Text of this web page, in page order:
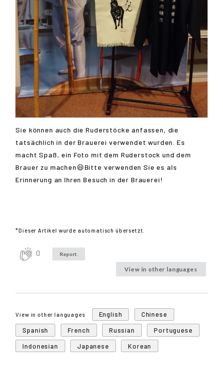
Sie können auch die Ruderstöcke anfassen, die
tatsächlich in der Brauerei verwendet wurden. Es
macht Spaß, ein Foto mit dem Ruderstock und dem
Brauer zu machen😄Bitte verwenden Sie es als
Erinnerung an Ihren Besuch in der Brauerei!
*Dieser Artikel wurde automatisch übersetzt.
0 Report.
View in other languages
View in other languages English
Chinese
Spanish
French Russian
Portuguese
Indonesian
Japanese Korean